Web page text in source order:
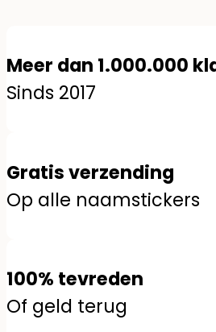
Meer dan 1.000.000
Sinds 2017
Gratis verzending
Op alle naamstickers
100% tevreden
Of geld terug